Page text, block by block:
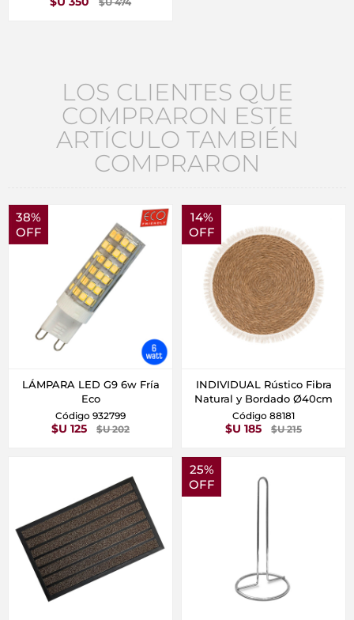
LOS CLIENTES QUE
COMPRARON ESTE
ARTÍCULO TAMBIÉN
COMPRARON
38%
OFF
LÁMPARA LED G9 6w Fría
Eco
Código 932799
$U 125 $U 202
14%
OFF
INDIVIDUAL Rústico Fibra
Natural y Bordado Ø40cm
Código 88181
$U 185 $U 215
25%
OFF